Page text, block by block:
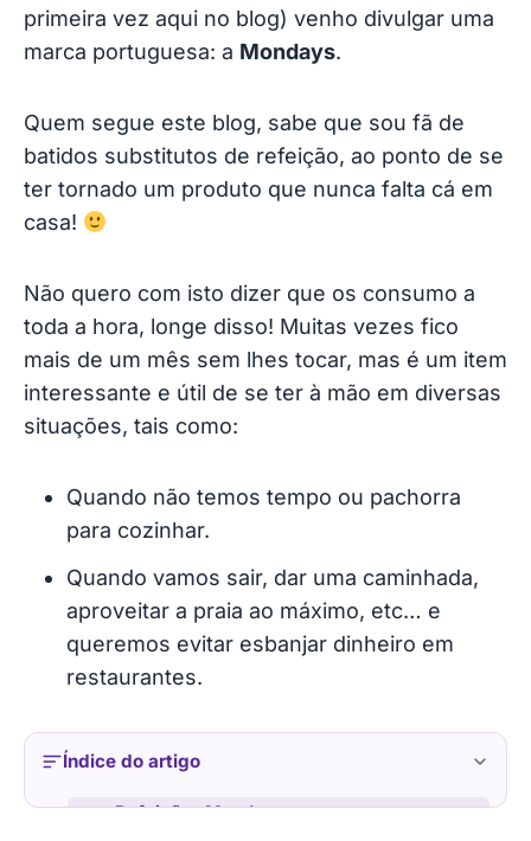
primeira vez aqui no blog) venho divulgar uma
marca portuguesa: a Mondays.
Quem segue este blog, sabe que sou fã de
batidos substitutos de refeição, ao ponto de se
ter tornado um produto que nunca falta cá em
casa!
Não quero com isto dizer que os consumo a
toda a hora, longe disso! Muitas vezes fico
mais de um mês sem lhes tocar, mas é um item
interessante e útil de se ter à mão em diversas
situações, tais como:
Quando não temos tempo ou pachorra
para cozinhar.
Quando vamos sair, dar uma caminhada,
aproveitar a praia ao máximo, etc… e
queremos evitar esbanjar dinheiro em
restaurantes.
Índice do artigo
Refeições Mondays